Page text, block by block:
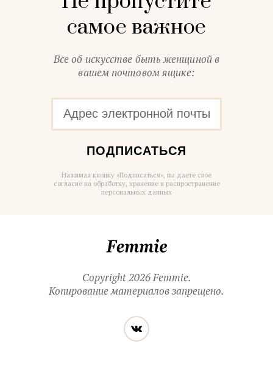
самое важное
Все об искусстве быть женщиной в
вашем почтовом ящике:
ПОДПИСАТЬСЯ
Нажимая кнопку «Подписаться», вы даете свое
согласие на обработку, хранение и распространение
персональных данных
Copyright 2026 Femmie.
Копирование материалов запрещено.
Читайте
нас
в социальных